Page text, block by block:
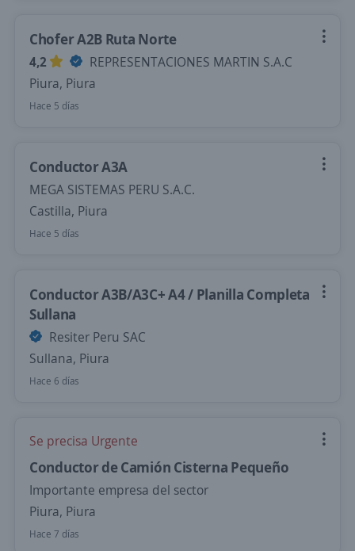
Chofer A2B Ruta Norte
4,2
REPRESENTACIONES MARTIN S.A.C
Piura, Piura
Hace 5 días
Conductor A3A
MEGA SISTEMAS PERU S.A.C.
Castilla, Piura
Hace 5 días
Conductor A3B/A3C+ A4 / Planilla Completa
Sullana
Resiter Peru SAC
Sullana, Piura
Hace 6 días
Se precisa Urgente
Conductor de Camión Cisterna Pequeño
Importante empresa del sector
Piura, Piura
Hace 7 días